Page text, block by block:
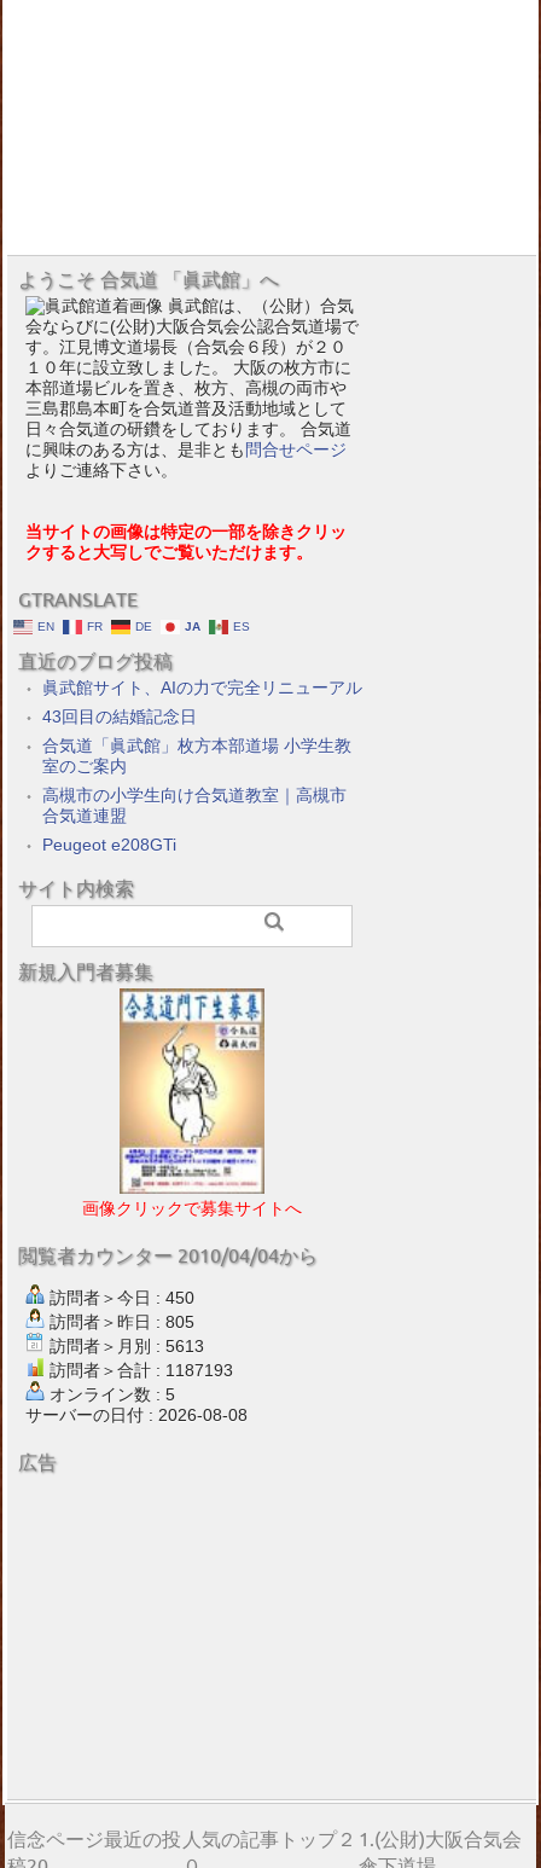
ようこそ 合気道 「眞武館」へ
眞武館は、（公財）合気
会ならびに(公財)大阪合気会公認合気道場で
す。江見博文道場長（合気会６段）が２０
１０年に設立致しました。 大阪の枚方市に
本部道場ビルを置き、枚方、高槻の両市や
三島郡島本町を合気道普及活動地域として
日々合気道の研鑽をしております。 合気道
に興味のある方は、是非とも 問合せページ
よりご連絡下さい。
当サイトの画像は特定の一部を除きクリッ
クすると大写しでご覧いただけます。
GTRANSLATE
EN FR DE JA ES
直近のブログ投稿
眞武館サイト、AIの力で完全リニューアル
43回目の結婚記念日
合気道「眞武館」枚方本部道場 小学生教
室のご案内
高槻市の小学生向け合気道教室｜高槻市
合気道連盟
Peugeot e208GTi
サイト内検索
新規入門者募集
画像クリックで募集サイトへ
閲覧者カウンター 2010/04/04から
訪問者＞今日 : 450
訪問者＞昨日 : 805
訪問者＞月別 : 5613
訪問者＞合計 : 1187193
オンライン数 : 5
サーバーの日付 : 2026-08-08
広告
信念ページ最近の投 人気の記事トップ２ 1.(公財)大阪合気会